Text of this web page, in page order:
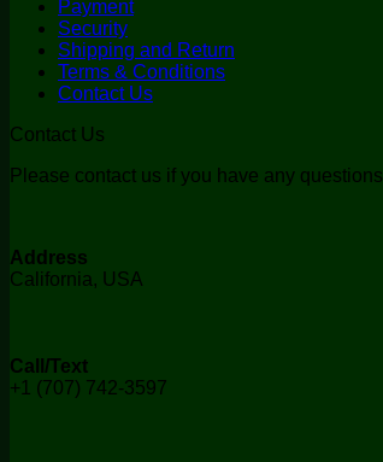
Payment
Security
Shipping and Return
Terms & Conditions
Contact Us
Contact Us
Please contact us if you have any
Address
California, USA
Call/Text
+1 (707) 742-3597